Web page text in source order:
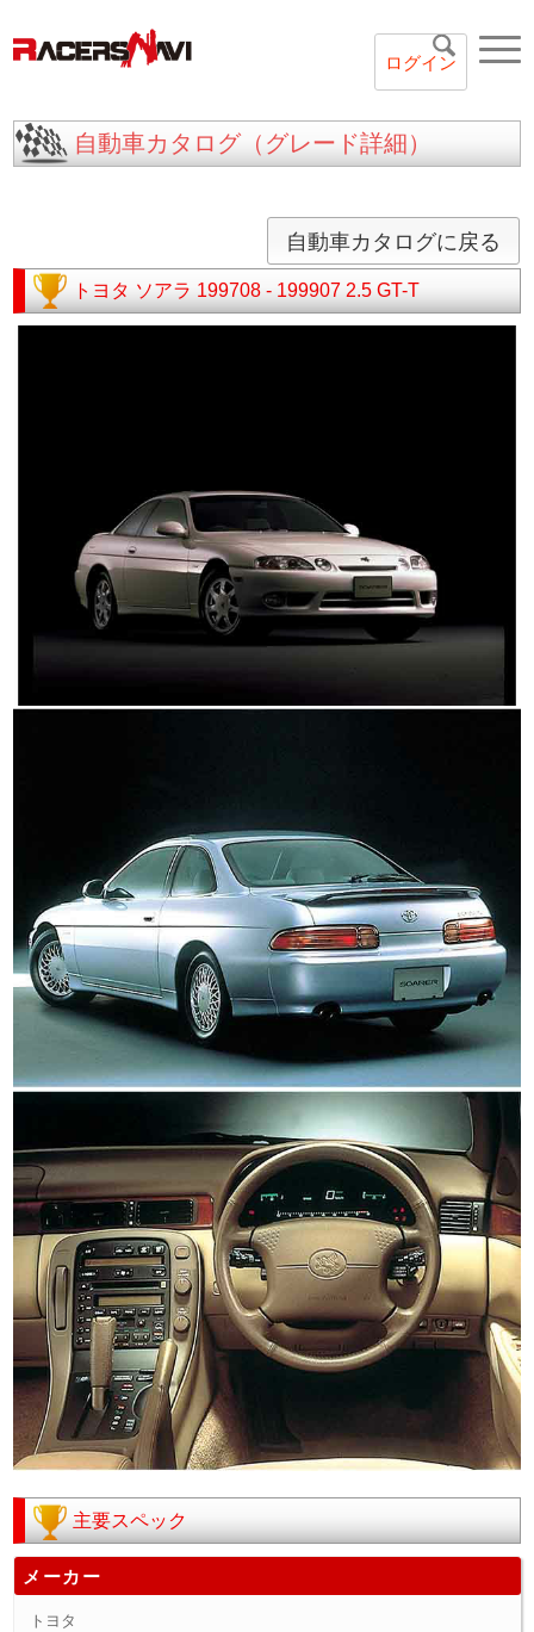
ログイン
自動車カタログ（グレード詳細）
自動車カタログに戻る
トヨタ ソアラ 199708 - 199907 2.5 GT-T
主要スペック
メーカー
トヨタ